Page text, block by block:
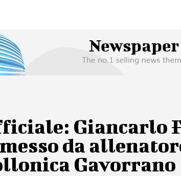
Giancarlo
da
Gavorrano